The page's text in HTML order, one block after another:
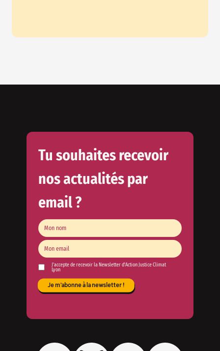
Tu souhaites recevoir
nos actualités par
email ?
J'accepte de recevoir la Newsletter d'Action Justice Climat
Lyon